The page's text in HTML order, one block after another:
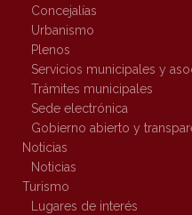
Concejalías
Urbanismo
Plenos
Servicios municipales y
Trámites municipales
Sede electrónica
Gobierno abierto y
Noticias
Noticias
Turismo
Lugares de interés